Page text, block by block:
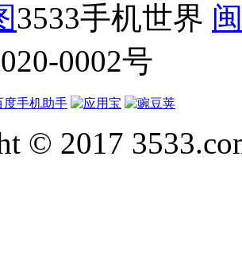
3533手机世界
0002号
© 2017